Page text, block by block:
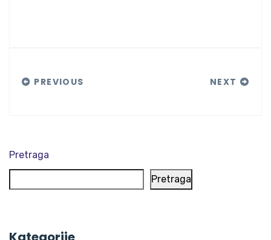
PREVIOUS NEXT
Pretraga
Pretraga